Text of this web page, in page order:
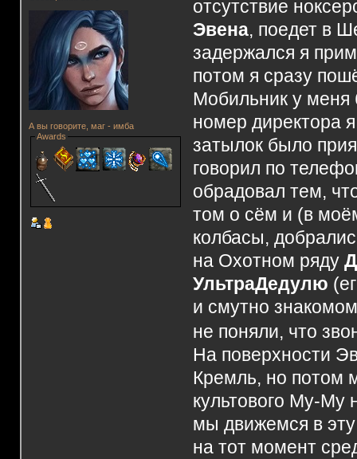
А вы говорите, маг - имба
Awards
отсутствие
Эвена, поедет в
задержался я
потом я сразу
Мобильник у меня
номер директора
затылок было
говорил по
обрадовал тем,
том о сём и (в
колбасы,
на Охотном ряду
УльтраДедулю
и смутно
не поняли, что
На поверхности
Кремль, но потом
культового Му-Му
мы движемся в эту
на тот момент